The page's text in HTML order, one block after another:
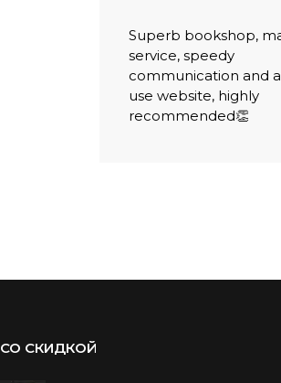
Superb bookshop,
service, speedy
communication and
use website, highly
recommended👏
СО СКИДКОЙ